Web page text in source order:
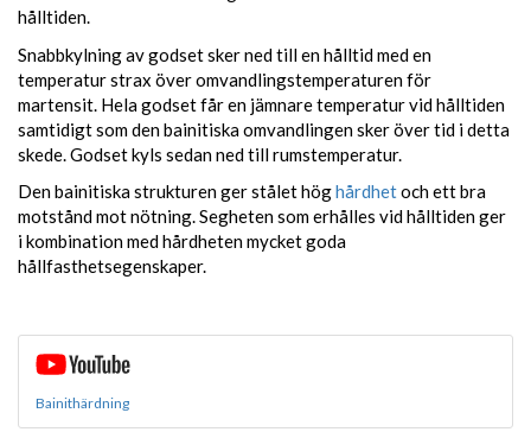
hålltiden.
Snabbkylning av godset sker ned till en hålltid med en
temperatur strax över omvandlingstemperaturen för
martensit. Hela godset får en jämnare temperatur vid hålltiden
samtidigt som den bainitiska omvandlingen sker över tid i detta
skede. Godset kyls sedan ned till rumstemperatur.
Den bainitiska strukturen ger stålet höghårdhetoch ett bra
motstånd mot nötning. Segheten som erhålles vid hålltiden ger
i kombination med hårdheten mycket goda
hållfasthetsegenskaper.
Bainithärdning